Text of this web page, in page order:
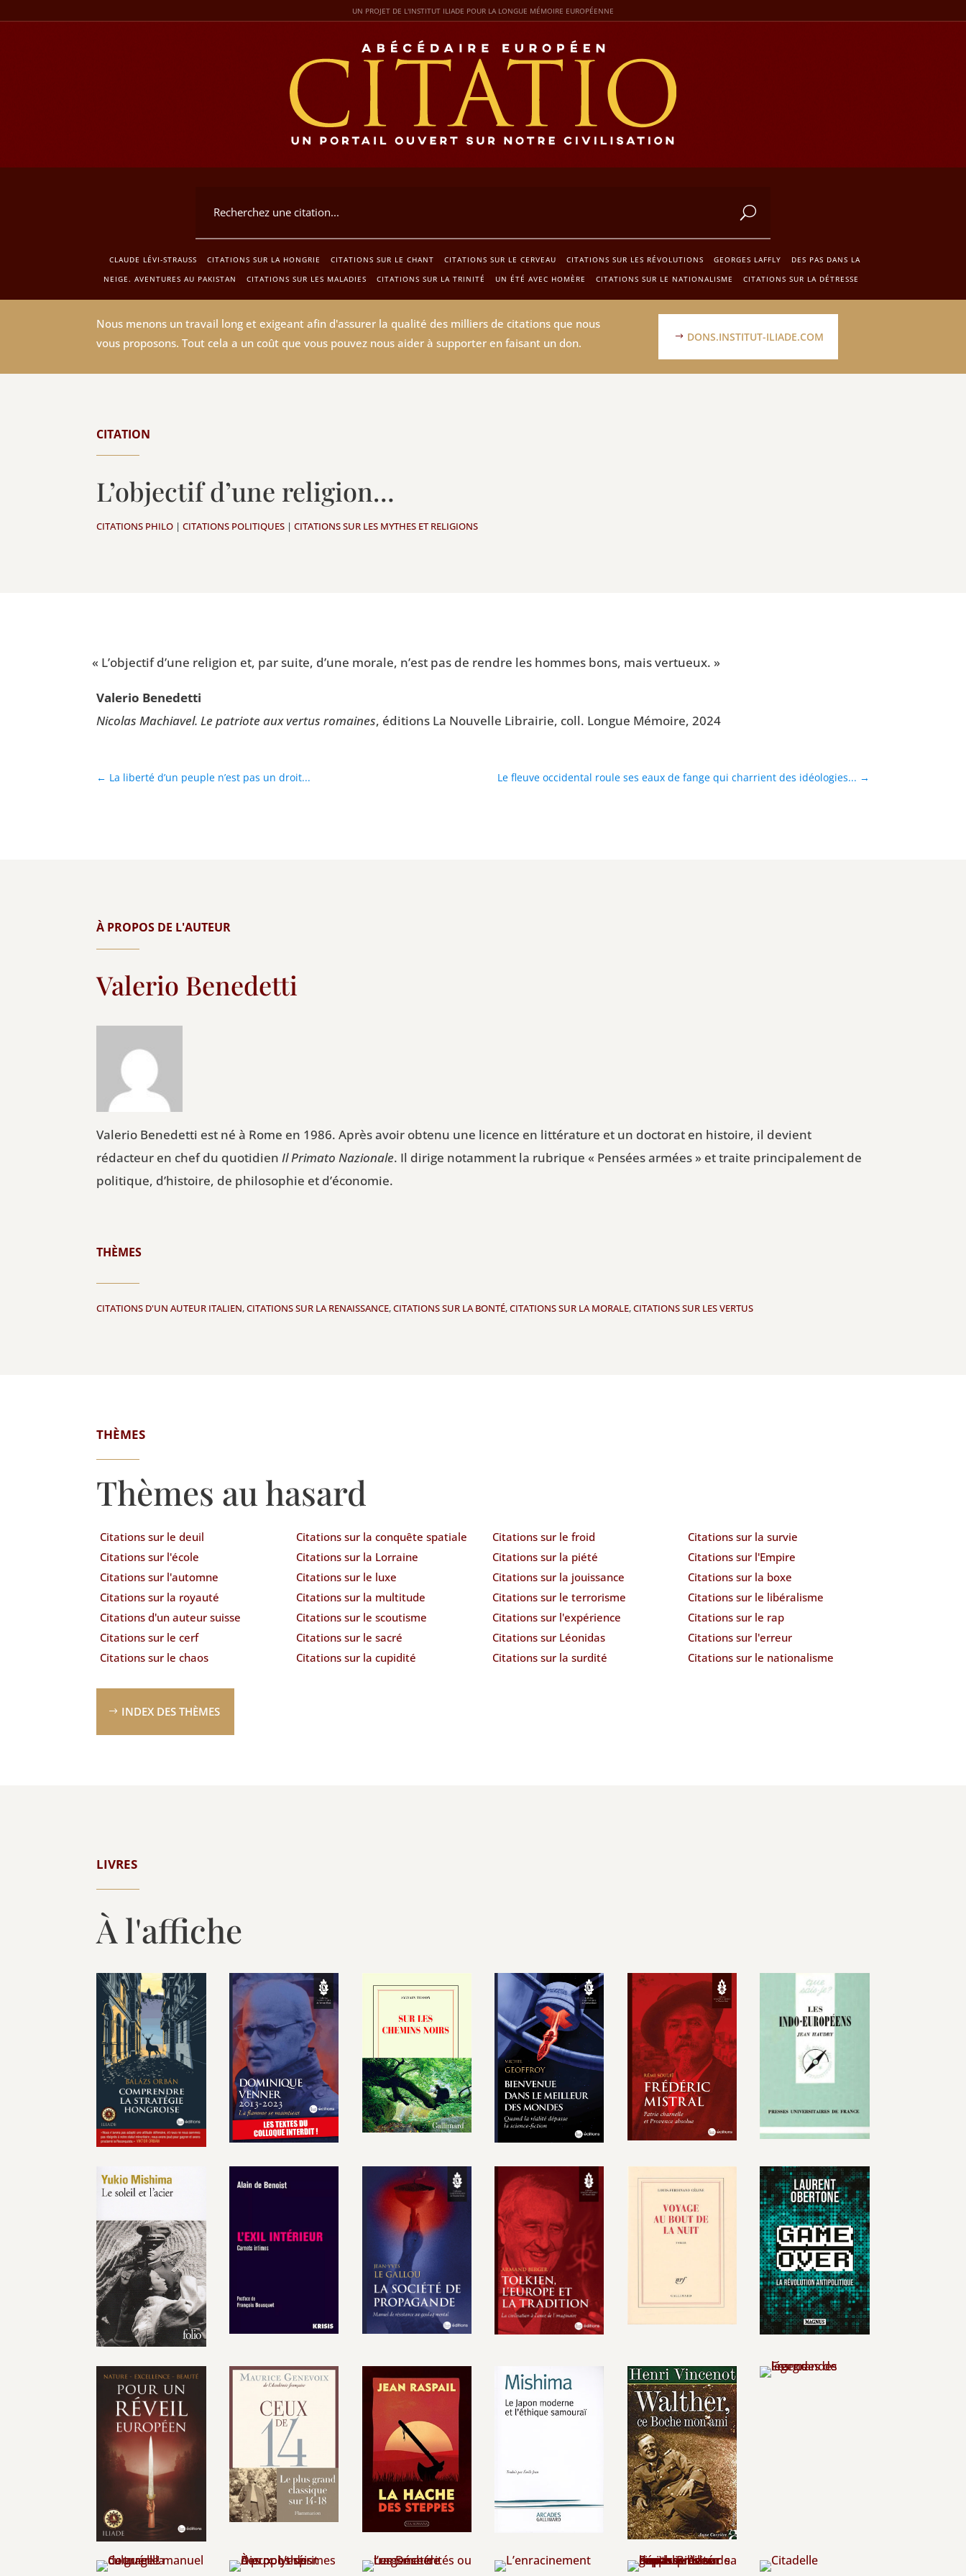
UN PROJET DE L'INSTITUT ILIADE POUR LA LONGUE MÉMOIRE EUROPÉENNE
CLAUDE LÉVI-STRAUSS CITATIONS SUR LA HONGRIE CITATIONS SUR LE CHANT CITATIONS SUR LE CERVEAU CITATIONS SUR LES RÉVOLUTIONS GEORGES LAFFLY
DES PAS DANS LA
NEIGE. AVENTURES AU PAKISTAN
CITATIONS SUR LES MALADIES CITATIONS SUR LA TRINITÉ UN ÉTÉ AVEC HOMÈRE CITATIONS SUR LE NATIONALISME CITATIONS SUR LA DÉTRESSE
Nous menons un travail long et exigeant afin d'assurer la qualité des milliers de citations que nous
vous proposons. Tout cela a un coût que vous pouvez nous aider à supporter en faisant un don.
DONS.INSTITUT-ILIADE.COM
CITATION
L’objectif d’une religion…
CITATIONS PHILO |CITATIONS POLITIQUES |CITATIONS SUR LES MYTHES ET RELIGIONS
« L’objectif d’une reli­gion et, par suite, d’une morale, n’est pas de rendre les hommes bons, mais vertueux. »
Vale­rio Benedetti
Nico­las Machia­vel. Le patriote aux ver­tus romaines, édi­tions La Nou­velle Librai­rie, coll. Longue Mémoire, 2024
← La liberté d’un peuple n’est pas un droit... Le fleuve occidental roule ses eaux de fange qui charrient des idéologies... →
À PROPOS DE L'AUTEUR
Valerio Benedetti
Valerio Benedetti est né à Rome en 1986. Après avoir obtenu une licence en littérature et un doctorat en histoire, il devient
rédacteur en chef du quotidienIl Primato Nazionale. Il dirige notamment la rubrique « Pensées armées » et traite principalement de
politique, d’histoire, de philosophie et d’économie.
THÈMES
CITATIONS D'UN AUTEUR ITALIEN,CITATIONS SUR LA RENAISSANCE,CITATIONS SUR LA BONTÉ,CITATIONS SUR LA MORALE,CITATIONS SUR LES VERTUS
THÈMES
Thèmes au hasard
Citations sur le deuil
Citations sur l'école
Citations sur l'automne
Citations sur la royauté
Citations d'un auteur suisse
Citations sur le cerf
Citations sur le chaos
Citations sur la conquête spatiale
Citations sur la Lorraine
Citations sur le luxe
Citations sur la multitude
Citations sur le scoutisme
Citations sur le sacré
Citations sur la cupidité
Citations sur le froid
Citations sur la piété
Citations sur la jouissance
Citations sur le terrorisme
Citations sur l'expérience
Citations sur Léonidas
Citations sur la surdité
Citations sur la survie
Citations sur l'Empire
Citations sur la boxe
Citations sur le libéralisme
Citations sur le rap
Citations sur l'erreur
Citations sur le nationalisme
INDEX DES THÈMES
LIVRES
À l'affiche